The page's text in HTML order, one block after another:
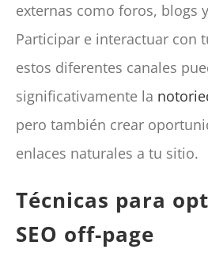
externas como foros, blogs
Participar e interactuar con
estos diferentes canales
significativamente la
pero también crear
enlaces naturales a tu sitio.
Técnicas para
SEO off-page